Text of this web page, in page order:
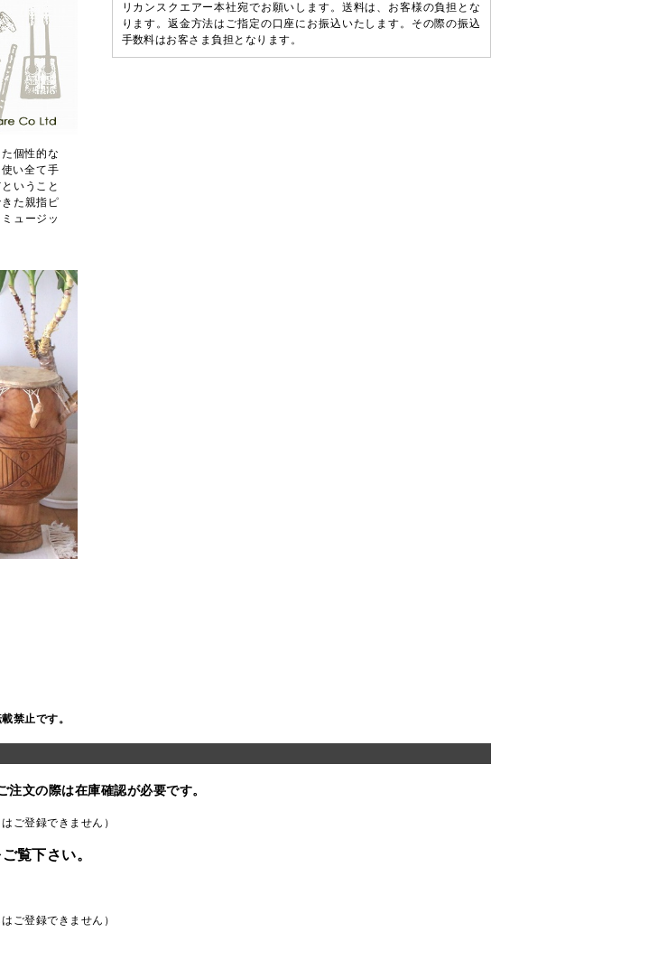
個性的な
い全て手
いうこと
た親指ピ
ュージッ
リカンスクエアー本社宛でお願いします。送料は、お客様の負担とな
ります。返金方法はご指定の口座にお振込いたします。その際の振込
手数料はお客さま負担となります。
禁止です。
文の際は在庫確認が必要です。
ご登録できません）
覧下さい。
ご登録できません）